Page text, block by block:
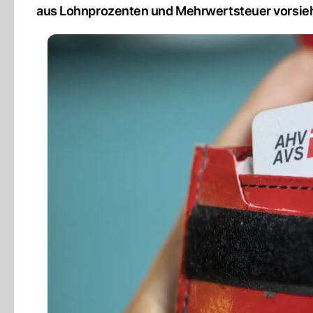
aus Lohnprozenten und Mehrwertsteuer